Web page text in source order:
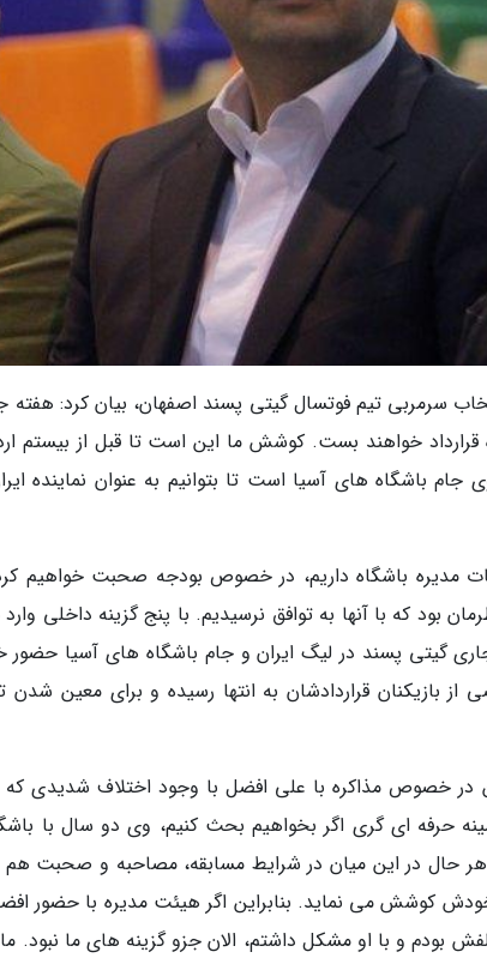
سرمربی تیم فوتسال گیتی پسند اصفهان، بیان کرد: هفته
قرارداد خواهند بست. کوشش ما این است تا قبل از بیستم
جام باشگاه های آسیا است تا بتوانیم به عنوان نماینده
مدیره باشگاه داریم، در خصوص بودجه صحبت خواهیم
بود که با آنها به توافق نرسیدیم. با پنج گزینه داخلی
گیتی پسند در لیگ ایران و جام باشگاه های آسیا
قراردادشان به انتها رسیده و برای معین شدن
در خصوص مذاکره با علی افضل با وجود اختلاف شدیدی که
حرفه ای گری اگر بخواهیم بحث کنیم، وی دو سال با
حال در این میان در شرایط مسابقه، مصاحبه و صحبت
کوشش می نماید. بنابراین اگر هیئت مدیره با حضور
بودم و با او مشکل داشتم، الان جزو گزینه های ما نبود. ما